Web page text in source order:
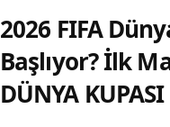
2026 FIFA
Başlıyor? İlk
DÜNYA